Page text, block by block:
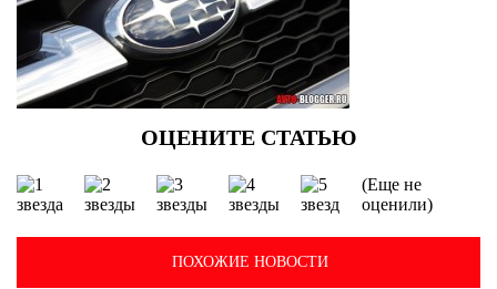
(Еще не
оценили)
ПОХОЖИЕ НОВОСТИ